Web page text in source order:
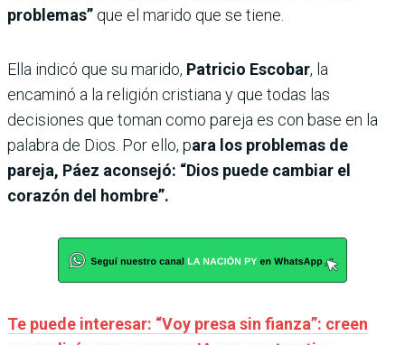
problemas” que el marido que se tiene.
Ella indicó que su marido, Patricio Escobar, la
encaminó a la religión cristiana y que todas las
decisiones que toman como pareja es con base en la
palabra de Dios. Por ello, para los problemas de
pareja, Páez aconsejó: “Dios puede cambiar el
corazón del hombre”.
Te puede interesar: “Voy presa sin fianza”: creen